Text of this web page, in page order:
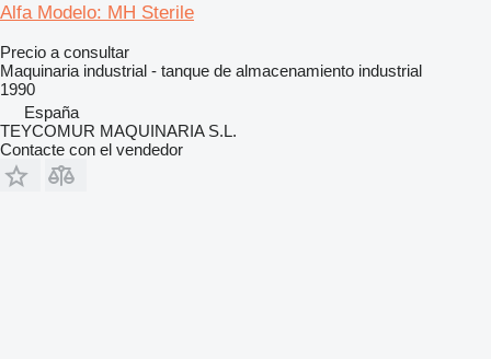
Alfa Modelo: MH Sterile
Precio a consultar
Maquinaria industrial - tanque de almacenamiento industrial
1990
España
TEYCOMUR MAQUINARIA S.L.
Contacte con el vendedor